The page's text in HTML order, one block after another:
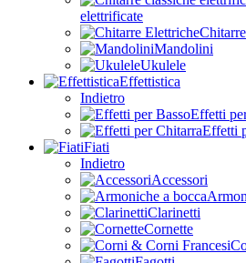
elettrificate
Mandolini
Ukulele
Effettistica
Indietro
Effetti
Effetti
Fiati
Indietro
Accessori
Clarinetti
Cornette